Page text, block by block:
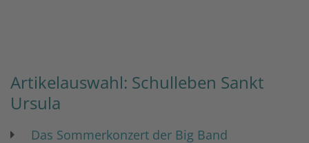
Artikelauswahl: Schulleben Sankt
Ursula
Das Sommerkonzert der Big Band